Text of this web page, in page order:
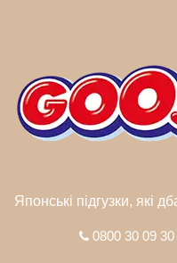
Японські підгузки, які
0800 30 09 30